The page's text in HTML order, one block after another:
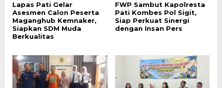
Lapas Pati Gelar
Asesmen Calon Peserta
Maganghub Kemnaker,
Siapkan SDM Muda
Berkualitas
FWP Sambut Kapolresta
Pati Kombes Pol Sigit,
Siap Perkuat Sinergi
dengan Insan Pers